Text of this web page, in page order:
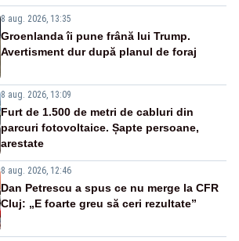
8 aug. 2026, 13:35
Groenlanda îi pune frână lui Trump.
Avertisment dur după planul de foraj
8 aug. 2026, 13:09
Furt de 1.500 de metri de cabluri din
parcuri fotovoltaice. Șapte persoane,
arestate
8 aug. 2026, 12:46
Dan Petrescu a spus ce nu merge la CFR
Cluj: „E foarte greu să ceri rezultate”